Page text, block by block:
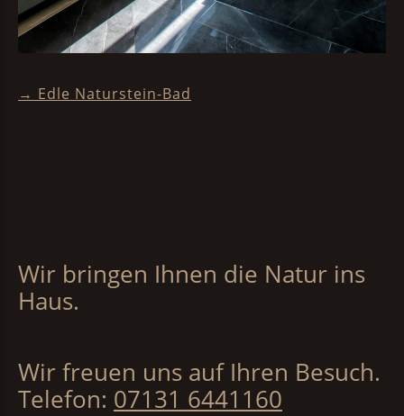
→ Edle Naturstein-Bad
Wir bringen Ihnen die Natur ins
Haus.
Wir freuen uns auf Ihren Besuch.
Telefon: 07131 6441160